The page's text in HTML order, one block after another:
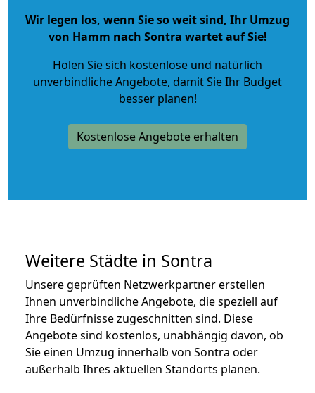
Wir legen los, wenn Sie so weit sind, Ihr Umzug
von Hamm nach Sontra wartet auf Sie!
Holen Sie sich kostenlose und natürlich
unverbindliche Angebote, damit Sie Ihr Budget
besser planen!
Kostenlose Angebote erhalten
Weitere Städte in Sontra
Unsere geprüften Netzwerkpartner erstellen
Ihnen unverbindliche Angebote, die speziell auf
Ihre Bedürfnisse zugeschnitten sind. Diese
Angebote sind kostenlos, unabhängig davon, ob
Sie einen Umzug innerhalb von Sontra oder
außerhalb Ihres aktuellen Standorts planen.